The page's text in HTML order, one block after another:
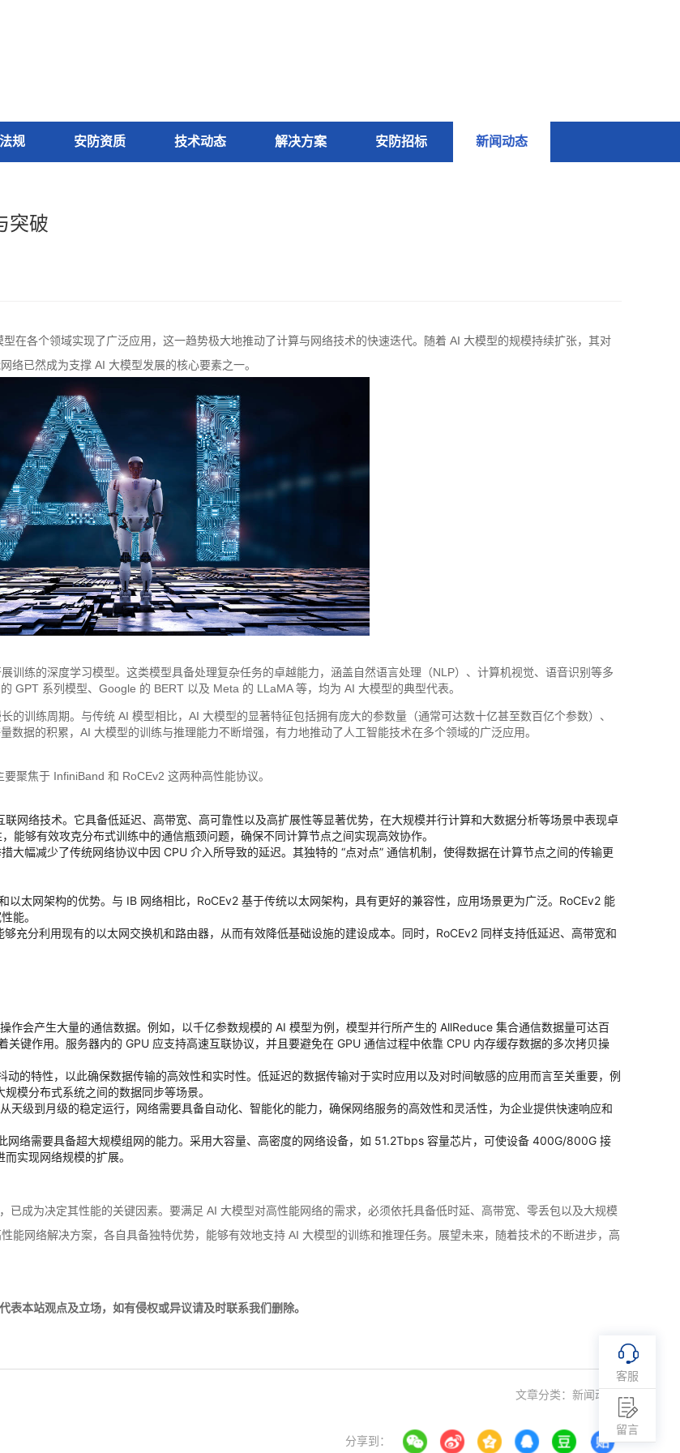
规 安防资质 技术动态 解决方案 安防招标 新闻动态
突破
在各个领域实现了广泛应用，这一趋势极大地推动了计算与网络技术的快速迭代。随着 AI 大模型的规模持续扩张，其对
络已然成为支撑 AI 大模型发展的核心要素之一。
练的深度学习模型。这类模型具备处理复杂任务的卓越能力，涵盖自然语言处理（NLP）、计算机视觉、语音识别等多
GPT 系列模型、Google 的 BERT 以及 Meta 的 LLaMA 等，均为 AI 大模型的典型代表。
训练周期。与传统 AI 模型相比，AI 大模型的显著特征包括拥有庞大的参数量（通常可达数十亿甚至数百亿个参数）、
据的积累，AI 大模型的训练与推理能力不断增强，有力地推动了人工智能技术在多个领域的广泛应用。
聚焦于 InfiniBand 和 RoCEv2 这两种高性能协议。
网络技术。它具备低延迟、高带宽、高可靠性以及高扩展性等显著优势，在大规模并行计算和大数据分析等场景中表现卓
能够有效攻克分布式训练中的通信瓶颈问题，确保不同计算节点之间实现高效协作。
大幅减少了传统网络协议中因 CPU 介入所导致的延迟。其独特的 “点对点” 通信机制，使得数据在计算节点之间的传输更
以太网架构的优势。与 IB 网络相比，RoCEv2 基于传统以太网架构，具有更好的兼容性，应用场景更为广泛。RoCEv2 能
能。
充分利用现有的以太网交换机和路由器，从而有效降低基础设施的建设成本。同时，RoCEv2 同样支持低延迟、高带宽和
作会产生大量的通信数据。例如，以千亿参数规模的 AI 模型为例，模型并行所产生的 AllReduce 集合通信数据量可达百
键作用。服务器内的 GPU 应支持高速互联协议，并且要避免在 GPU 通信过程中依靠 CPU 内存缓存数据的多次拷贝操
的特性，以此确保数据传输的高效性和实时性。低延迟的数据传输对于实时应用以及对时间敏感的应用而言至关重要，例
模分布式系统之间的数据同步等场景。
天级到月级的稳定运行，网络需要具备自动化、智能化的能力，确保网络服务的高效性和灵活性，为企业提供快速响应和
网络需要具备超大规模组网的能力。采用大容量、高密度的网络设备，如 51.2Tbps 容量芯片，可使设备 400G/800G 接
实现网络规模的扩展。
成为决定其性能的关键因素。要满足 AI 大模型对高性能网络的需求，必须依托具备低时延、高带宽、零丢包以及大规模
能网络解决方案，各自具备独特优势，能够有效地支持 AI 大模型的训练和推理任务。展望未来，随着技术的不断进步，高
本站观点及立场，如有侵权或异议请及时联系我们删除。
文章分类： 新闻动态
分享到：
客服
留言